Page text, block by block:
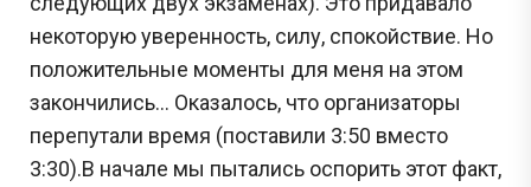
некоторую уверенность, силу, спокойствие. Но
положительные моменты для меня на этом
закончились... Оказалось, что организаторы
перепутали время (поставили 3:50 вместо
3:30).В начале мы пытались оспорить этот факт,